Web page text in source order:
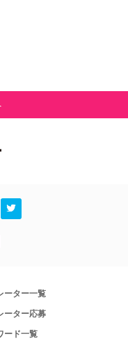
ーター一覧
ーター応募
ード一覧